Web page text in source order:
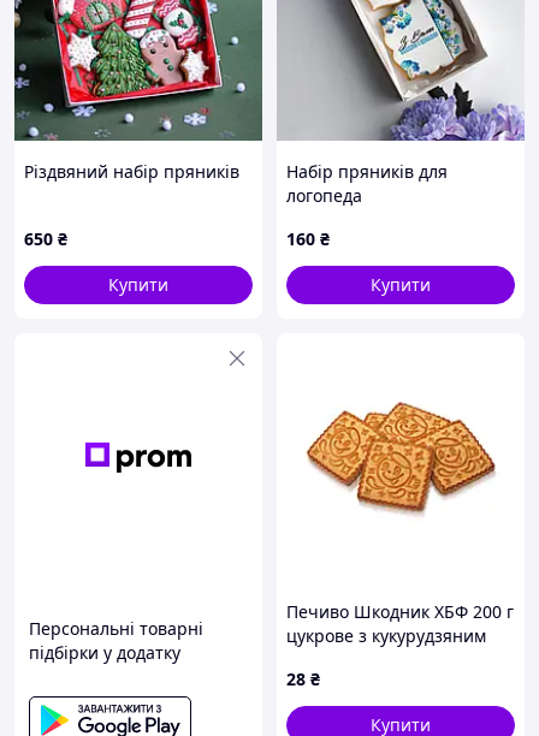
Різдвяний набір пряників
650 ₴
Купити
Набір пряників для
логопеда
160 ₴
Купити
Персональні товарні
підбірки у додатку
Печиво Шкодник ХБФ 200 г
цукрове з кукурудзяним
пряженого молока
28 ₴
Купити